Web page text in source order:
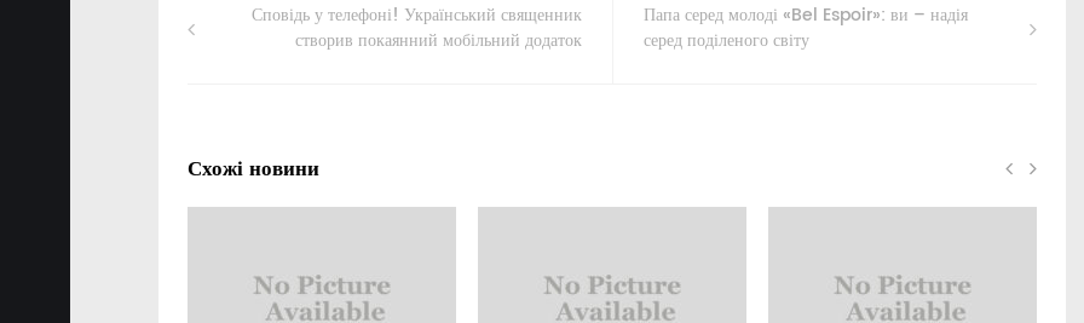
Сповідь у телефоні! Український священник
створив покаянний мобільний додаток
Папа серед молоді «Bel Espoir»: ви – надія
серед поділеного світу
Схожі новини